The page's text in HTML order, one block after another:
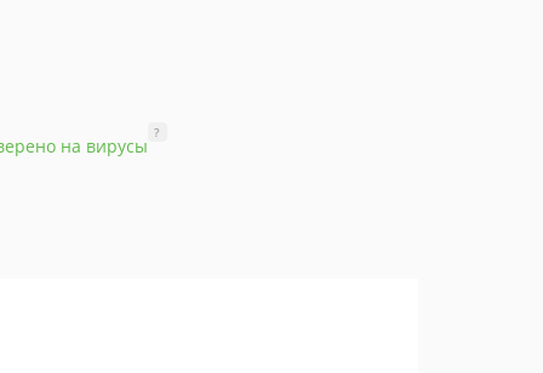
на вирусы
?